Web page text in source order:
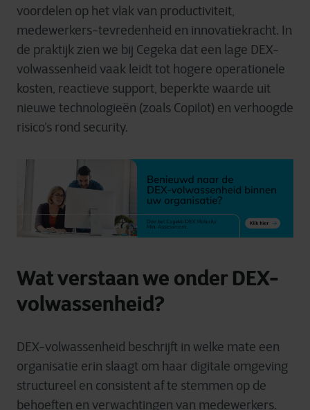
voordelen op het vlak van productiviteit,
medewerkers-tevredenheid en innovatiekracht. In
de praktijk zien we bij Cegeka dat een lage DEX-
volwassenheid vaak leidt tot hogere operationele
kosten, reactieve support, beperkte waarde uit
nieuwe technologieën (zoals Copilot) en verhoogde
risico’s rond security.
Wat verstaan we onder DEX-
volwassenheid?
DEX-volwassenheid beschrijft in welke mate een
organisatie erin slaagt om haar digitale omgeving
structureel en consistent af te stemmen op de
behoeften en verwachtingen van medewerkers.